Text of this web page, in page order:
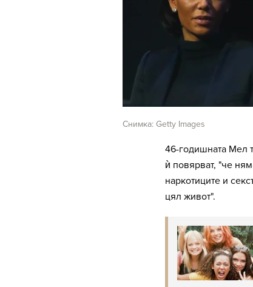
Снимка: Getty Images
46-годишната Мел
ѝ повярват, "че
наркотиците и
цял живот".